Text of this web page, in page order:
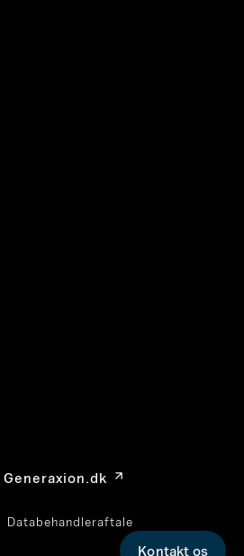
Kontakt os
Generaxion.dk
Databehandleraftale